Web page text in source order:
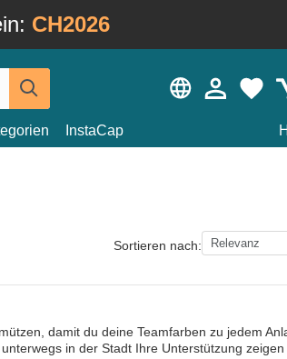
CH2026
InstaCap
Sortieren nach:
damit du deine Teamfarben zu jedem
in der Stadt Ihre Unterstützung zeigen